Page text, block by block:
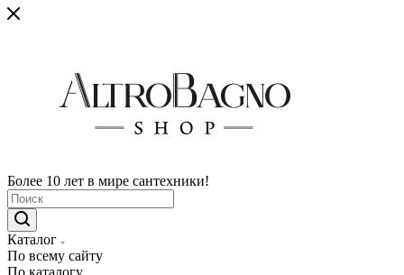
Более 10 лет в мире сантехники!
Каталог
По всему сайту
По каталогу